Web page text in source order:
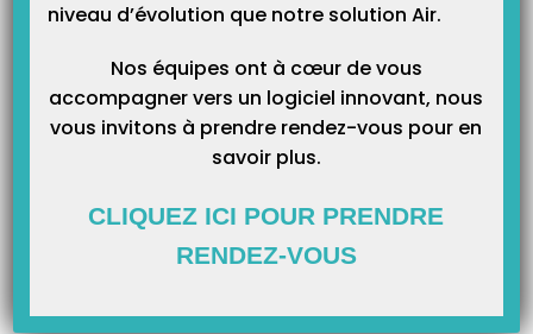
niveau d’évolution que notre solution Air.
Nos équipes ont à cœur de vous
accompagner vers un logiciel innovant, nous
vous invitons à prendre rendez-vous pour en
savoir plus.
CLIQUEZ ICI POUR PRENDRE
RENDEZ-VOUS